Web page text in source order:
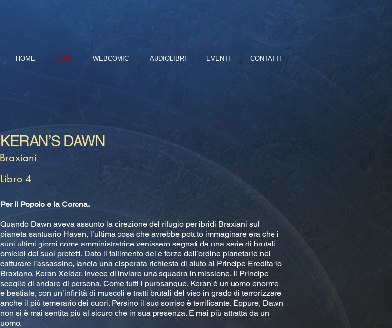
HOME LIBRI WEBCOMIC AUDIOLIBRI EVENTI CONTATTI
KERAN’S DAWN
Braxiani
Libro 4
Per il Popolo e la Corona.
Quando Dawn aveva assunto la direzione del rifugio per ibridi Braxiani sul
pianeta santuario Haven, l’ultima cosa che avrebbe potuto immaginare era che i
suoi ultimi giorni come amministratrice venissero segnati da una serie di brutali
omicidi dei suoi protetti. Dato il fallimento delle forze dell’ordine planetarie nel
catturare l’assassino, lancia una disperata richiesta di aiuto al Principe Ereditario
Braxiano, Keran Xeldar. Invece di inviare una squadra in missione, il Principe
sceglie di andare di persona. Come tutti i purosangue, Keran è un uomo enorme
e bestiale, con un’infinità di muscoli e tratti brutali del viso in grado di terrorizzare
anche il più temerario dei cuori. Persino il suo sorriso è terrificante. Eppure, Dawn
non si è mai sentita più al sicuro che in sua presenza. E mai più attratta da un
uomo.